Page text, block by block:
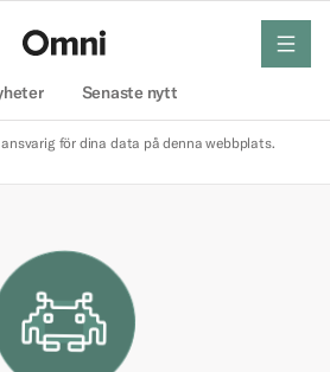
Senaste nytt
meny
för dina data på denna webbplats.